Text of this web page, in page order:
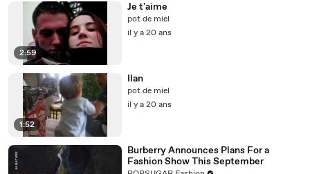
2:59
Je t'aime
pot de miel
il y a 20 ans
1:52
Ilan
pot de miel
il y a 20 ans
Burberry Announces Plans For a
Fashion Show This September